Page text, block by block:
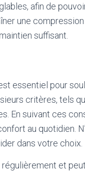
afin de
une
suffisant.
essentiel pour
critères, tels
En suivant ces
au quotidien.
dans votre choix.
régulièrement et